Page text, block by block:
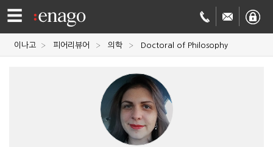
☰
영문
이나고 피어리뷰어 의학 Doctoral of Philosophy